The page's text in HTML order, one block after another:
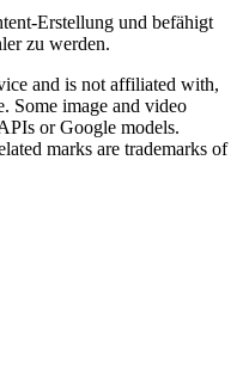
Erstellung und befähigt
zu werden.
and is not affiliated with,
Some image and video
or Google models.
marks are trademarks of